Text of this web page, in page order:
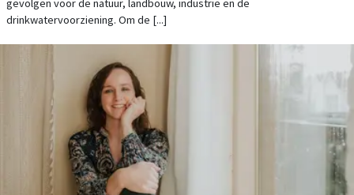
gevolgen voor de natuur, landbouw, industrie en de
drinkwatervoorziening. Om de [...]